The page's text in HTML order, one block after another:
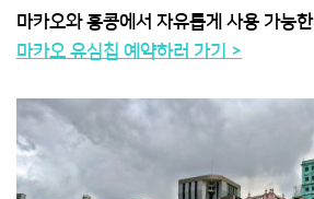
마카오와 홍콩에서 자유롭게 사용 가능한
마카오 유심칩 예약하러 가기 >